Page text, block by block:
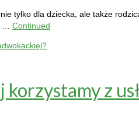
tylko dla dziecka, ale także
… Continued
z